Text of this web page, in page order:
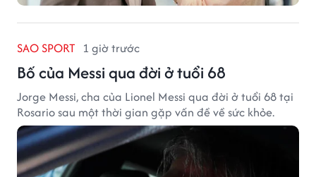
SAO SPORT 1 giờ trước
Bố của Messi qua đời ở tuổi 68
Jorge Messi, cha của Lionel Messi qua đời ở tuổi 68 tại
Rosario sau một thời gian gặp vấn đề về sức khỏe.